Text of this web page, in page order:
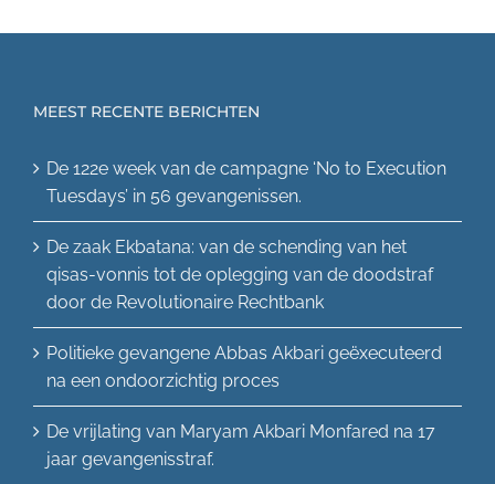
MEEST RECENTE BERICHTEN
De 122e week van de campagne ‘No to Execution
Tuesdays’ in 56 gevangenissen.
De zaak Ekbatana: van de schending van het
qisas-vonnis tot de oplegging van de doodstraf
door de Revolutionaire Rechtbank
Politieke gevangene Abbas Akbari geëxecuteerd
na een ondoorzichtig proces
De vrijlating van Maryam Akbari Monfared na 17
jaar gevangenisstraf.